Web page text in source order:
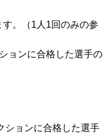
。（1人1回のみの参
ョンに合格した選手の
ョンに合格した選手